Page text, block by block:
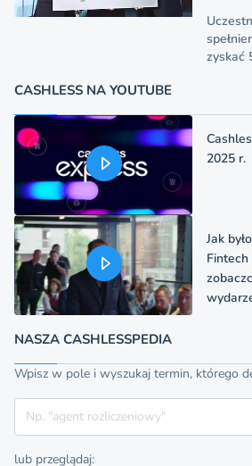
zyskać
CASHLESS NA YOUTUBE
2025 r.
Jak
NASZA CASHLESSPEDIA
Wpisz w pole i wyszukaj termin, którego
Szukaj
lub przeglądaj: